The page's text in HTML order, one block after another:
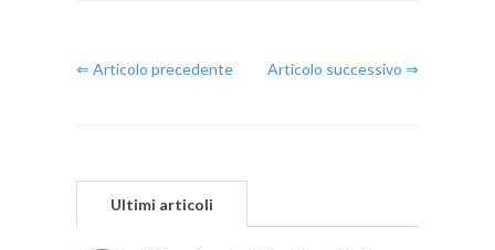
⇐ Articolo precedente Articolo successivo ⇒
Ultimi articoli